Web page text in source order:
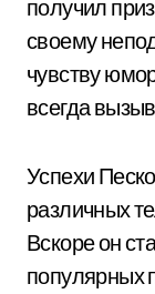
получил
своему
чувству
всегда
Успехи
различных
Вскоре он
популярных